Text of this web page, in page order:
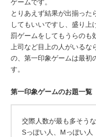
ゲームです。
とりあえず結果が出揃った
してもいいですし、盛り上
罰ゲームをしてもうらのも
上司など目上の人がいる
の、第一印象ゲームは最初
す。
第一印象ゲームのお題一覧
交際人数が最も多そう
Sっぽい人、Mっぽい人